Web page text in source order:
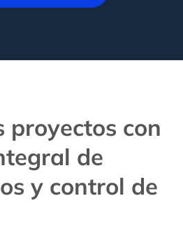
proyectos con
de
y control de